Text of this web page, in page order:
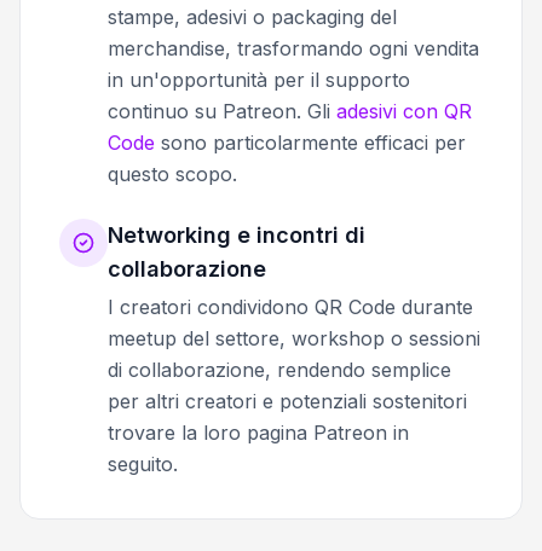
stampe, adesivi o packaging del
merchandise, trasformando ogni vendita
in un'opportunità per il supporto
continuo su Patreon. Gli adesivi con QR
Code sono particolarmente efficaci per
questo scopo.
Networking e incontri di
collaborazione
I creatori condividono QR Code durante
meetup del settore, workshop o sessioni
di collaborazione, rendendo semplice
per altri creatori e potenziali sostenitori
trovare la loro pagina Patreon in
seguito.